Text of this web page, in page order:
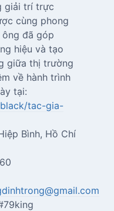
giải trí trực
cùng phong
ông đã góp
hiệu và tạo
giữa thị trường
về hành trình
tại:
tac-gia-
Bình, Hồ Chí